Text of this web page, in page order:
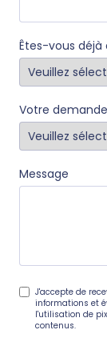
Êtes-vous déjà
Votre
Message
J'accepte de
informations et
l'utilisation de
contenus.